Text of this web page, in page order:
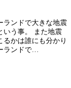
ランドで大きな地震
いう事。 また地震
かは誰にも分かり
ランドで…